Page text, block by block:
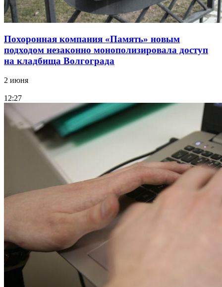
Похоронная компания «Память» новым
подходом незаконно монополизировала доступ
на кладбища Волгограда
2 июня
12:27